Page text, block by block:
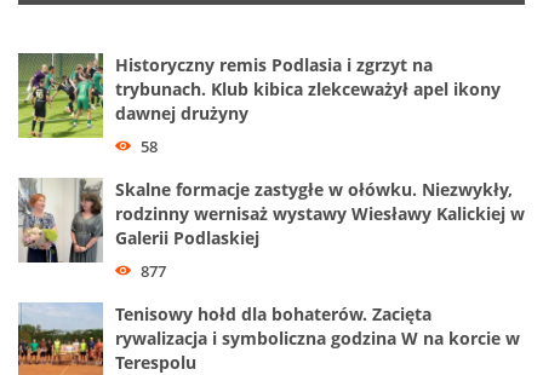
Historyczny remis Podlasia i zgrzyt na
trybunach. Klub kibica zlekceważył apel ikony
dawnej drużyny
58
Skalne formacje zastygłe w ołówku. Niezwykły,
rodzinny wernisaż wystawy Wiesławy Kalickiej w
Galerii Podlaskiej
877
Tenisowy hołd dla bohaterów. Zacięta
rywalizacja i symboliczna godzina W na korcie w
Terespolu